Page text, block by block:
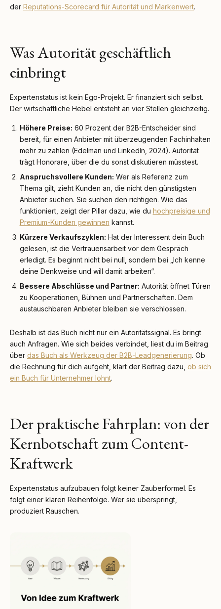
der Reputations-Scorecard für Autorität und Markenwert.
Was Autorität geschäftlich
einbringt
Expertenstatus ist kein Ego-Projekt. Er finanziert sich selbst.
Der wirtschaftliche Hebel entsteht an vier Stellen gleichzeitig.
Höhere Preise: 60 Prozent der B2B-Entscheider sind
bereit, für einen Anbieter mit überzeugenden Fachinhalten
mehr zu zahlen (Edelman und LinkedIn, 2024). Autorität
trägt Honorare, über die du sonst diskutieren müsstest.
Anspruchsvollere Kunden: Wer als Referenz zum
Thema gilt, zieht Kunden an, die nicht den günstigsten
Anbieter suchen. Sie suchen den richtigen. Wie das
funktioniert, zeigt der Pillar dazu, wie du hochpreisige und
Premium-Kunden gewinnen kannst.
Kürzere Verkaufszyklen: Hat der Interessent dein Buch
gelesen, ist die Vertrauensarbeit vor dem Gespräch
erledigt. Es beginnt nicht bei null, sondern bei „Ich kenne
deine Denkweise und will damit arbeiten“.
Bessere Abschlüsse und Partner: Autorität öffnet Türen
zu Kooperationen, Bühnen und Partnerschaften. Dem
austauschbaren Anbieter bleiben sie verschlossen.
Deshalb ist das Buch nicht nur ein Autoritätssignal. Es bringt
auch Anfragen. Wie sich beides verbindet, liest du im Beitrag
über das Buch als Werkzeug der B2B-Leadgenerierung. Ob
die Rechnung für dich aufgeht, klärt der Beitrag dazu, ob sich
ein Buch für Unternehmer lohnt.
Der praktische Fahrplan: von der
Kernbotschaft zum Content-
Kraftwerk
Expertenstatus aufzubauen folgt keiner Zauberformel. Es
folgt einer klaren Reihenfolge. Wer sie überspringt,
produziert Rauschen.